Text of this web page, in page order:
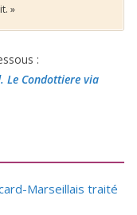
»
:
Le Condottiere via
Marseillais traité